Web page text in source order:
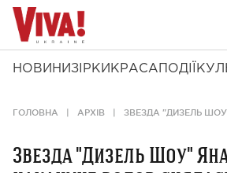
НОВИНИ ЗІРКИ КРАСА ПОДІЇ
ГОЛОВНА АРХІВ ЗВЕЗДА "ДИЗЕЛЬ
Звезда "Дизель Шоу"